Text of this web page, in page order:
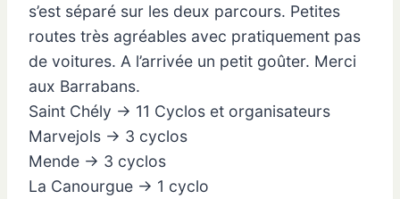
s’est séparé sur les deux parcours. Petites
routes très agréables avec pratiquement pas
de voitures. A l’arrivée un petit goûter. Merci
aux Barrabans.
Saint Chély → 11 Cyclos et organisateurs
Marvejols → 3 cyclos
Mende → 3 cyclos
La Canourgue → 1 cyclo